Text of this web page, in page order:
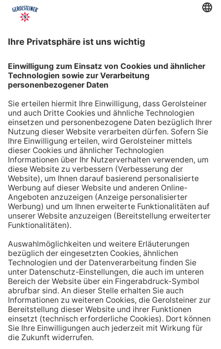
Ob bei der Arbeit oder während der Freizeit: Wasser
nicht vergisst. Denke daran, auch unterwegs immer
etwas Wasser dabei zu haben. Kleine PET-Flaschen mit
hinnehmen.
Tipp #2: Trinke direkt nach dem Aufstehen
Über Nacht verliert dein Körper Flüssigkeit. Um gut in
den Tag zu starten, solltest du deshalb direkt nach dem
Aufstehen ein großes Glas Wasser trinken. Stelle dir
zum Beispiel eine Flasche Mineralwasser direkt ans
Bett, damit du dieses kleine Morgenritual sofort
durchführen kannst.
Tipp #3: Vor und während jeder Mahlzeit
ein Glas Wasser trinken
Dadurch verknüpfst du das Trinken mit einem Ereignis.
einer Mahlzeit trinken, unterstützt du außerdem die
Produktion von Verdauungssäften. Zusätzlich fördert
das Trinken während des Essens das Sättigungsgefühl.
Tipp #4: Peppe dein Wasser auf
Wenn dir der Geschmack von purem Mineralwasser
nicht reichen sollte, dann kannst du deine Getränke mit
einfachen Mitteln verfeinern. Mische dir einfach